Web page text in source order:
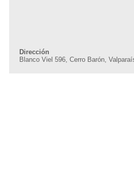
Dirección
Blanco Viel 596, Cerro Barón,